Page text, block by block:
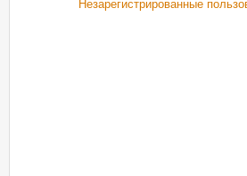
Незарегистрированные